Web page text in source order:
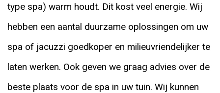
type spa) warm houdt. Dit kost veel energie. Wij
hebben een aantal duurzame oplossingen om uw
spa of jacuzzi goedkoper en milieuvriendelijker te
laten werken. Ook geven we graag advies over de
beste plaats voor de spa in uw tuin. Wij kunnen